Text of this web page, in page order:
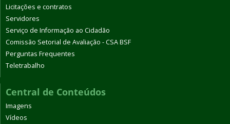
Licitações e contratos
Servidores
Serviço de Informação ao Cidadão
Comissão Setorial de Avaliação - CSA BSF
Perguntas Frequentes
Teletrabalho
Central de Conteúdos
Imagens
Vídeos